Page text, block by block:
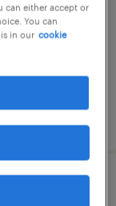
年収1,000
can either accept or
You can
in our cookie